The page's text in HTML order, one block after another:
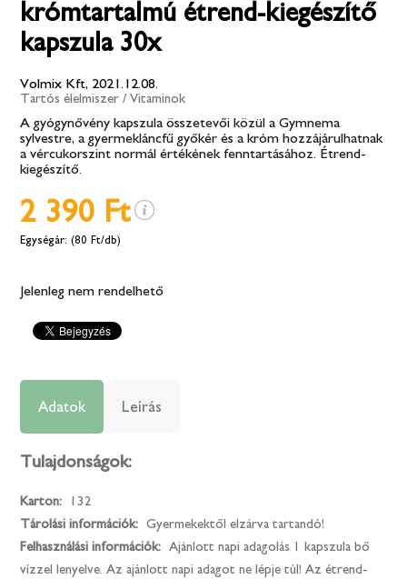
krómtartalmú étrend-kiegészítő
kapszula 30x
Volmix Kft, 2021.12.08.
Tartós élelmiszer / Vitaminok
A gyógynővény kapszula összetevői közül a Gymnema
sylvestre, a gyermekláncfű győkér és a króm hozzájárulhatnak
a vércukorszint normál értékének fenntartásához. Étrend-
kiegészítő.
2 390 Ft
(80 Ft/db)
Jelenleg nem rendelhető
Adatok Leírás
Tulajdonságok:
Karton:
132
Tárolási információk:
Gyermekektől elzárva tartandó!
Felhasználási információk:
Ajánlott napi adagolás 1 kapszula bő
vízzel lenyelve. Az ajánlott napi adagot ne lépje túl! Az étrend-